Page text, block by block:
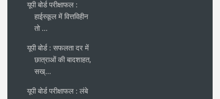
यूपी बोर्ड परीक्षाफल :
हाईस्कूल में वित्तविहीन
तो ...
यूपी बोर्ड : सफलता दर में
छात्राओं की बादशाहत,
सख्...
यूपी बोर्ड परीक्षाफल : लंबे